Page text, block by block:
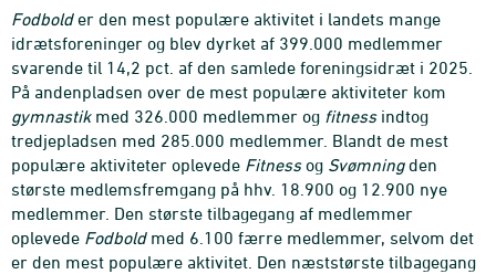
Fodbolder den mest populære aktivitet i landets mange
idrætsforeninger og blev dyrket af 399.000 medlemmer
svarende til 14,2 pct. af den samlede foreningsidræt i 2025.
På andenpladsen over de mest populære aktiviteter kom
gymnastikmed 326.000 medlemmer og fitnessindtog
tredjepladsen med 285.000 medlemmer. Blandt de mest
populære aktiviteter oplevede Fitnessog Svømningden
største medlemsfremgang på hhv. 18.900 og 12.900 nye
medlemmer. Den største tilbagegang af medlemmer
oplevede Fodboldmed 6.100 færre medlemmer, selvom det
er den mest populære aktivitet. Den næststørste tilbagegang